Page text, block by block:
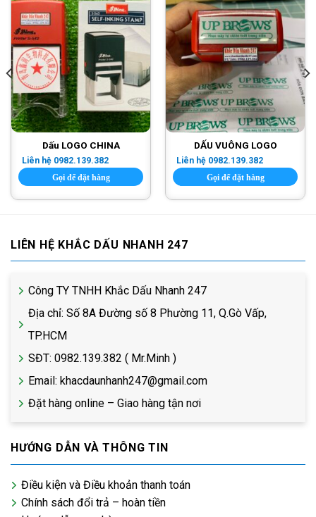
Dấu LOGO CHINA
Liên hệ 0982.139.382
Gọi để đặt hàng
DẤU VUÔNG LOGO
Liên hệ 0982.139.382
Gọi để đặt hàng
LIÊN HỆ KHẮC DẤU NHANH 247
Công TY TNHH Khắc Dấu Nhanh 247
Địa chỉ: Số 8A Đường số 8 Phường 11, Q.Gò Vấp,
TP.HCM
SĐT: 0982.139.382 ( Mr.Minh )
Email: khacdaunhanh247@gmail.com
Đặt hàng online – Giao hàng tận nơi
HƯỚNG DẪN VÀ THÔNG TIN
Điều kiện và Điều khoản thanh toán
Chính sách đổi trả – hoàn tiền